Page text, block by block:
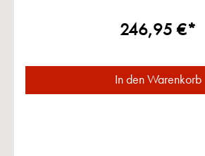
246,95 €*
In den Warenkorb